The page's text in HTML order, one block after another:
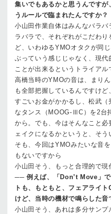
集いでもあるかと思うんです
うルールで臨まれたんですか？
小山田 作業自体はみんなバラ
ラバラで、それぞれがこだわ
ど、いわゆるYMOオタクが同
ぶっていう感じじゃなく、現
ことが出来るというトライアル
高橋当時のYMOの音は、まり
も全部把握しているんですけ
すごいお金がかかるし、松武
なタンス（MOOG-ⅢC）を2台
から。でも、今はそんなこと
ェイクになるかというと、そ
そも、今回はYMOみたいな音
もないですから
小山田 そう、もっと合理的で
── 例えば、「Don’t Move」
トも、もともと、フェアライ
けど、当時の機材で鳴らした音
小山田 そう、あれは多分サン